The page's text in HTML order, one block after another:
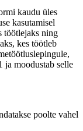
kaudu üles
kasutamisel
töötlejaks ning
kes töötleb
ja moodustab selle
poolte vahel